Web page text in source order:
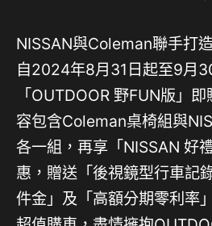
NISSAN與Coleman聯手打
自2024年8月31日起至9月
「OUTDOOR 野FUN版」
容包含Coleman桌椅組與
各一組，再享「NISSAN 好
惠，贈送「後視鏡型行車記
件金」及「高額分期零利率